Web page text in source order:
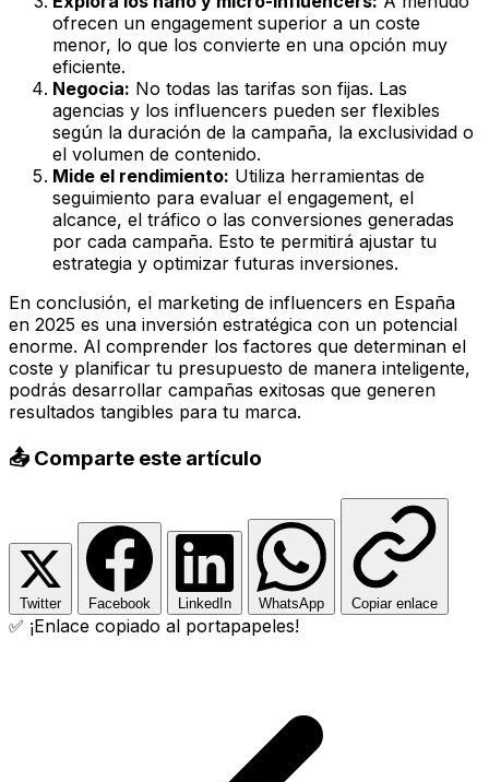
ofrecen un engagement superior a un coste
menor, lo que los convierte en una opción muy
eficiente.
Negocia: No todas las tarifas son fijas. Las
agencias y los influencers pueden ser flexibles
según la duración de la campaña, la exclusividad o
el volumen de contenido.
Mide el rendimiento: Utiliza herramientas de
seguimiento para evaluar el engagement, el
alcance, el tráfico o las conversiones generadas
por cada campaña. Esto te permitirá ajustar tu
estrategia y optimizar futuras inversiones.
En conclusión, el marketing de influencers en España
en 2025 es una inversión estratégica con un potencial
enorme. Al comprender los factores que determinan el
coste y planificar tu presupuesto de manera inteligente,
podrás desarrollar campañas exitosas que generen
resultados tangibles para tu marca.
📤 Comparte este artículo
Twitter Facebook LinkedIn WhatsApp Copiar enlace
✅ ¡Enlace copiado al portapapeles!